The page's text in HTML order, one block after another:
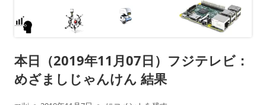
本日（2019年11月07日）フジテレビ：
めざましじゃんけん 結果